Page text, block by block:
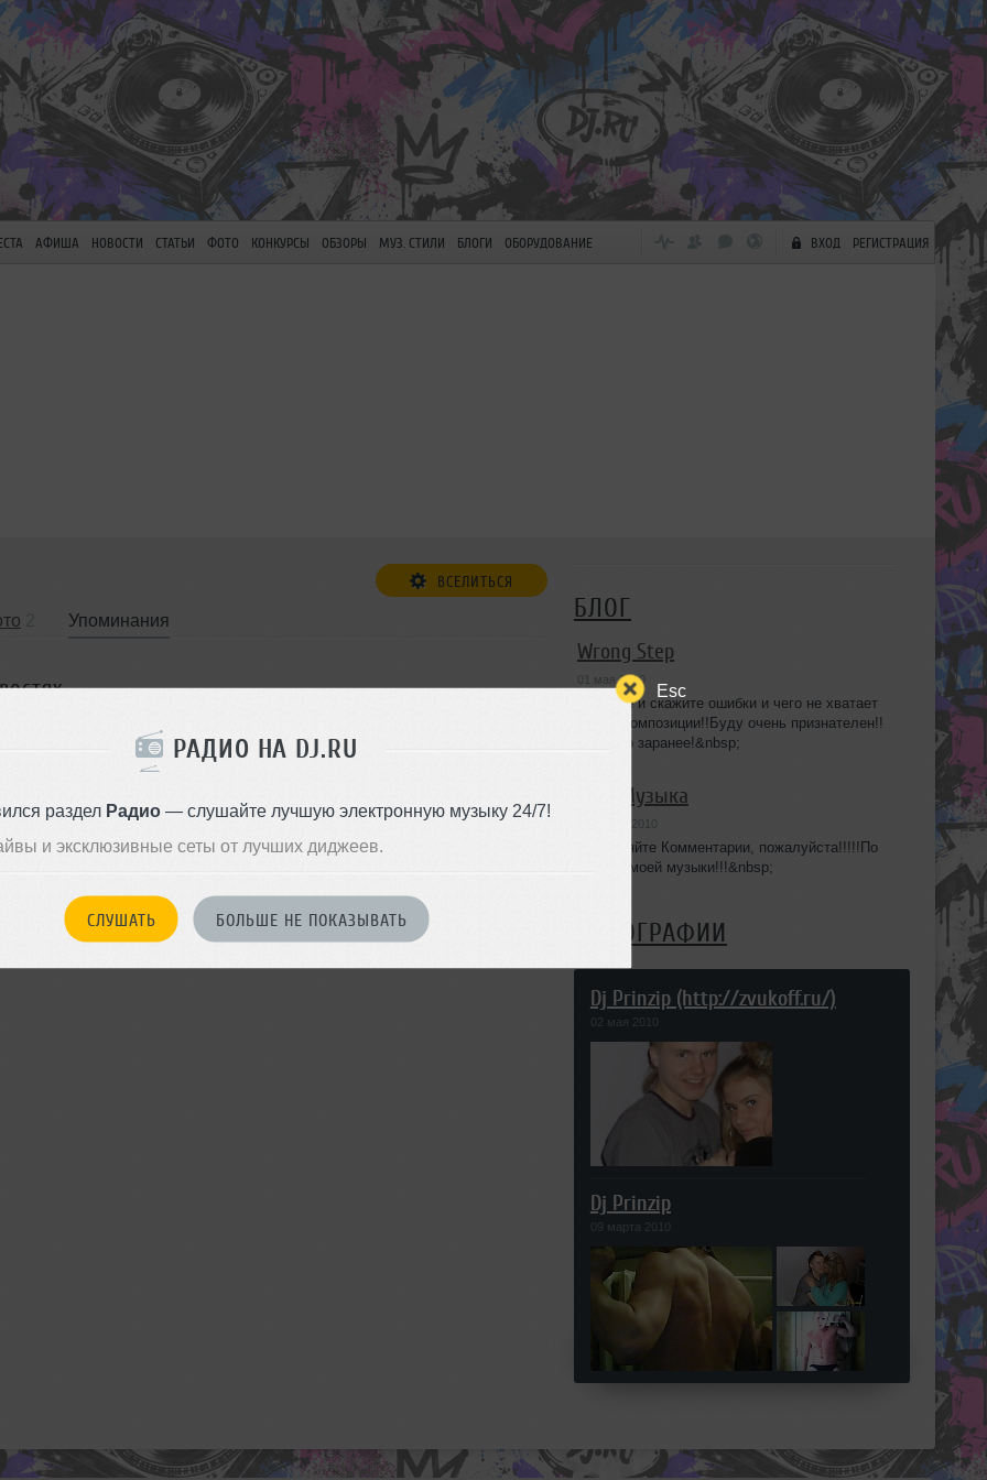
Esc
РАДИО НА DJ.RU
раздел Радио— слушайте лучшую электронную музыку 24/7!
и эксклюзивные сеты от лучших диджеев.
СЛУШАТЬ БОЛЬШЕ НЕ ПОКАЗЫВАТЬ
АФИША НОВОСТИ СТАТЬИ ФОТО КОНКУРСЫ ОБЗОРЫ МУЗ. СТИЛИ БЛОГИ ОБОРУДОВАНИЕ ВХОД РЕГИСТРАЦИЯ
ВСЕЛИТЬСЯ
Упоминания
пришлите нам любой текст для новости в свободной форме
новые релизы, коллаборации, туры, фестивали, подписание
ремиксы, радиошоу, мастер-классы, награды, смена стиля или
журналист профессионально оформит материал и
БЛОГ
Wrong Step
01 мая 2010
Оцените и скажите ошибки и чего не хватает
в этой композиции!!Буду очень признателен!!
Спасибо заранее!&nbsp;
Моя Музыка
15 марта 2010
Оставляйте Комментарии, пожалуйста!!!!!По
поводу моей музыки!!!&nbsp;
ФОТОГРАФИИ
Dj Prinzip (http://zvukoff.ru/)
02 мая 2010
Dj Prinzip
09 марта 2010